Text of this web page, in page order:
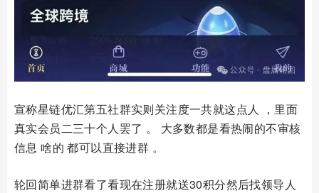
宣称星链优汇第五社群实则关注度一共就这点人 ，里面
真实会员二三十个人罢了 。 大多数都是看热闹的不审核
信息 啥的 都可以直接进群 。
轮回简单进群看了看现在注册就送30积分然后找领导人